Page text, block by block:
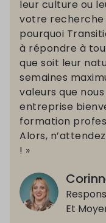
leur culture ou
votre recherche
pourquoi
à répondre à
que soit leur
semaines
valeurs que
entreprise
formation
Alors,
! »
Et